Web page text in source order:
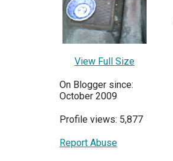
View Full Size
On Blogger since:
October 2009
Profile views: 5,877
Report Abuse